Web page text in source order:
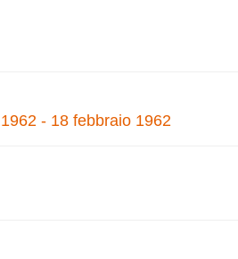
- 18 febbraio 1962